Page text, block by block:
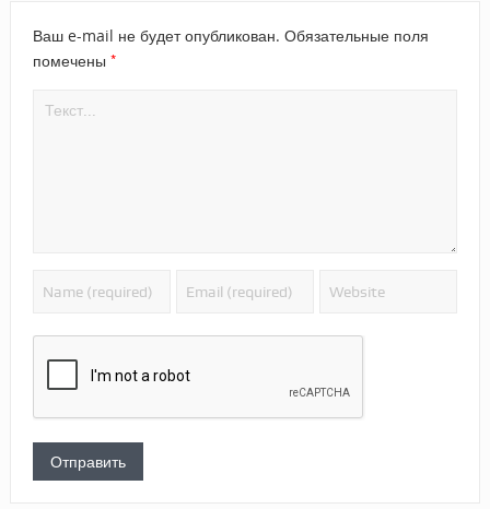
Ваш e-mail не будет опубликован. Обязательные поля
помечены *